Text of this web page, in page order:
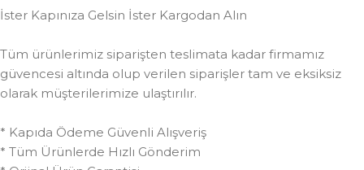
İster Kapınıza Gelsin İster Kargodan Alın
Tüm ürünlerimiz siparişten teslimata kadar firmamız
güvencesi altında olup verilen siparişler tam ve eksiksiz
olarak müşterilerimize ulaştırılır.
* Kapıda Ödeme Güvenli Alışveriş
* Tüm Ürünlerde Hızlı Gönderim